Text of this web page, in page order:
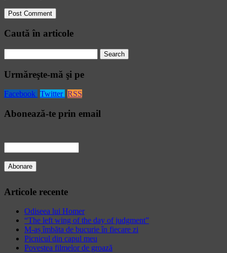
Caută în articole
for:
Urmăreşte-mă şi pe
Facebook Twitter RSS
Abonează-te prin email
Articole recente
Odiseea lui Homer
“The left wing of the day of judgment”
M-aș îmbăta de bucurie în fiecare zi
Picnicul din capul meu
Povestea filmelor de groază